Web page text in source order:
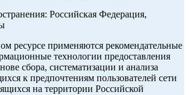
Российская Федерация,
ресурсе применяются рекомендательные
технологии предоставления
сбора, систематизации и анализа
к предпочтениям пользователей сети
на территории Российской